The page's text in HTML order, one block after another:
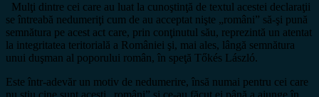
Mulţi dintre cei care au luat la cunoştinţă de textul acestei declaraţii
se întreabă nedumeriţi cum de au acceptat nişte „români” să-şi pună
semnătura pe acest act care, prin conţinutul său, reprezintă un atentat
la integritatea teritorială a României şi, mai ales, lângă semnătura
unui duşman al poporului român, în speţă Tőkés László.
Este într-adevăr un motiv de nedumerire, însă numai pentru cei care